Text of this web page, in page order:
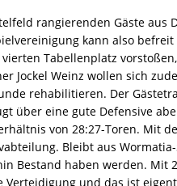
rangierenden Gäste aus
kann also
Tabellenplatz
Jockel Weinz wollen sich
rehabilitieren. Der
über eine gute Defensive
von 28:27-Toren. Mit
Bleibt aus
Bestand haben werden. Mit
und das ist